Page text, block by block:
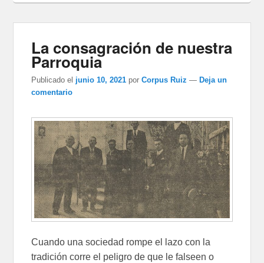
La consagración de nuestra
Parroquia
Publicado el junio 10, 2021 porCorpus Ruiz — Deja un
comentario
Cuando una sociedad rompe el lazo con la
tradición corre el peligro de que le falseen o